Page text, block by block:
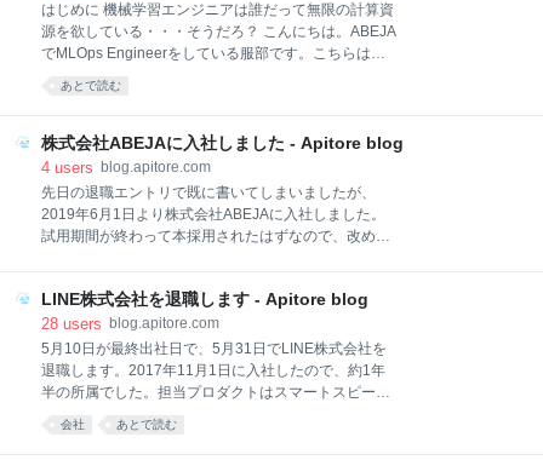
の50%はSolution Architect 広告（Marketing）APIの技
術営業。クライアントの相談に乗って技術的な助言や
適切な広告方法を模索する。 広告アルゴリズム（機械
学習）の改善も出来るかもしれない・・・ 私が応募し
はじめに 機械学習エンジニアは誰だって無限の計算資
源を欲している・・・そうだろ？ こんにちは。ABEJA
でMLOps Engineerをしている服部です。こちらは
ABEJA Advent Calendar 2019の5日目の記事です。今
回は機械学習エンジニアが欲してやまない「様々なコ
法について紹介します。ABEJA Platformを使うと
Jupyter Notebookでデータ分析をしながら、任意の特
徴量やハイパーパラメータを使う機械学習Jobをポン
ポンと投げることができるんです。早速紹介しましょ
う。 ※ただしお金はかかります 動画
[embed]https://youtu.be/EIknYR6SOyc[/embed] 解説
にはJupyter Notebookの機能がありま
あとで読む
株式会社ABEJAに入社しました - Apitore blog
4 users blog.apitore.com
先日の退職エントリで既に書いてしまいましたが、
2019年6月1日より株式会社ABEJAに入社しました。
試用期間が終わって本採用されたはずなので、改めて
（！？）ことをご了承ください。 関連記事 富士ゼロッ
クスを退職しました LinkedInを使って転職活動した話
Facebook Japanの採用面接を受けた話（不合格）
LINE株式会社に入社しました LINE株式会社を退職し
ます 担当業務について 担当プロダクトはABEJA
（だと個人的に定義） で、機械学習に関わるワークフ
LINE株式会社を退職します - Apitore blog
28 users blog.apitore.com
5月10日が最終出社日で、5月31日でLINE株式会社を
退職します。2017年11月1日に入社したので、約1年
半の所属でした。担当プロダクトはスマートスピーカ
ーのClovaで、担当は主に機械学習配信基盤である
Rekcurdのプロジェクトリードでした。 LINEでやった
会社 あとで読む